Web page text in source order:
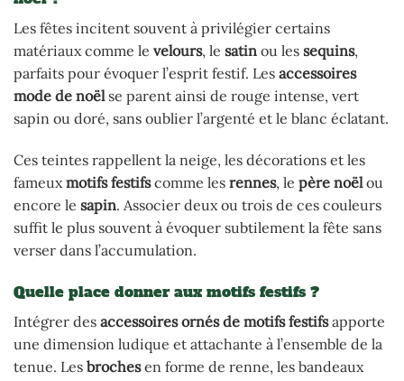
Les fêtes incitent souvent à privilégier certains
matériaux comme le velours, le satin ou les sequins,
parfaits pour évoquer l’esprit festif. Les accessoires
mode de noëlse parent ainsi de rouge intense, vert
sapin ou doré, sans oublier l’argenté et le blanc éclatant.
Ces teintes rappellent la neige, les décorations et les
fameux motifs festifscomme les rennes, le père noëlou
encore le sapin. Associer deux ou trois de ces couleurs
suffit le plus souvent à évoquer subtilement la fête sans
verser dans l’accumulation.
Quelle place donner aux motifs festifs ?
Intégrer des accessoires ornés de motifs festifsapporte
une dimension ludique et attachante à l’ensemble de la
tenue. Les brochesen forme de renne, les bandeaux